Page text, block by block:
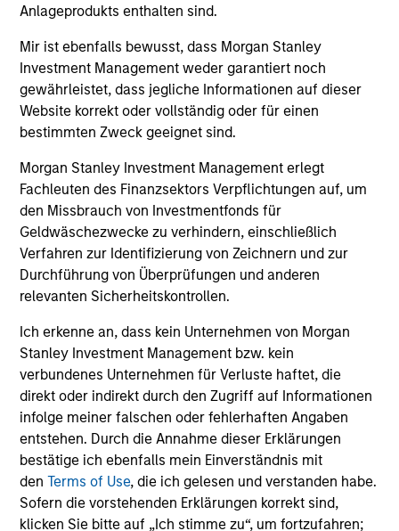
Anlageprodukts enthalten sind.
Mir ist ebenfalls bewusst, dass Morgan Stanley
Investment Management weder garantiert noch
gewährleistet, dass jegliche Informationen auf dieser
Website korrekt oder vollständig oder für einen
bestimmten Zweck geeignet sind.
Morgan Stanley Investment Management erlegt
Fachleuten des Finanzsektors Verpflichtungen auf, um
den Missbrauch von Investmentfonds für
Geldwäschezwecke zu verhindern, einschließlich
Verfahren zur Identifizierung von Zeichnern und zur
Durchführung von Überprüfungen und anderen
relevanten Sicherheitskontrollen.
Ich erkenne an, dass kein Unternehmen von Morgan
Stanley Investment Management bzw. kein
verbundenes Unternehmen für Verluste haftet, die
direkt oder indirekt durch den Zugriff auf Informationen
infolge meiner falschen oder fehlerhaften Angaben
entstehen. Durch die Annahme dieser Erklärungen
bestätige ich ebenfalls mein Einverständnis mit
denTerms of Use, die ich gelesen und verstanden habe.
Sofern die vorstehenden Erklärungen korrekt sind,
klicken Sie bitte auf „Ich stimme zu“, um fortzufahren;
Unser Umgang
Wir glauben, dass unsere Stärke in unserem
kommerziellen Ansatz, unserer Fähigkeit, Transaktionen
schnell und sicher durchzuführen, und dem Wunsch liegt,
unseren Portfoliounternehmen und Geschäftspartnern
das Beste von Morgan Stanley zu bieten. Wir sind mehr
geistigen Kapitals, unserer Marktexpertise, unseres
Beziehungsnetzwerks und unserer operativen
Erkenntnisse glauben wir, dass wir Management-Teams
dabei helfen können, die Performance ihrer Unternehmen
zu verbessern und ihre Ziele zu erreichen.
Unsere Private Credit
Teams
Unsere spezialisierten Teams werden von
langjährigen Investoren geleitet. Sie setzen auf